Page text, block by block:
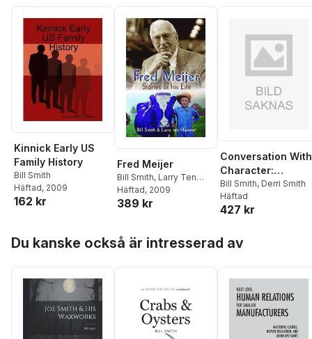
Kinnick Early US
Family History
Bill Smith
Häftad, 2009
162 kr
Fred Meijer
Bill Smith, Larry Ten
Harmsel
Häftad, 2009
389 kr
Conversation With
Character:
Teaching the art
conversation,
"hello" to
Bill Smith, Derri Smith
Häftad
427 kr
Du kanske också är intresserad av